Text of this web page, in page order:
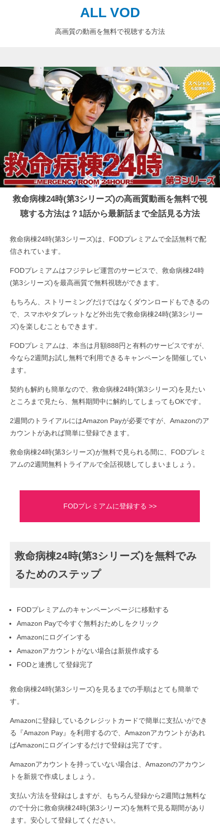
ALL VOD
高画質の動画を無料で視聴する方法
救命病棟24時(第3シリーズ)の高画質動画を無料で視
聴する方法は？1話から最新話まで全話見る方法
救命病棟24時(第3シリーズ)は、FODプレミアムで全話無料で配
信されています。
FODプレミアムはフジテレビ運営のサービスで、救命病棟24時
(第3シリーズ)を最高画質で無料視聴ができます。
もちろん、ストリーミングだけではなくダウンロードもできるの
で、スマホやタブレットなど外出先で救命病棟24時(第3シリー
ズ)を楽しむこともできます。
FODプレミアムは、本当は月額888円と有料のサービスですが、
今なら2週間お試し無料で利用できるキャンペーンを開催してい
ます。
契約も解約も簡単なので、救命病棟24時(第3シリーズ)を見たい
ところまで見たら、無料期間中に解約してしまってもOKです。
2週間のトライアルにはAmazon Payが必要ですが、Amazonのア
カウントがあれば簡単に登録できます。
救命病棟24時(第3シリーズ)が無料で見られる間に、FODプレミ
アムの2週間無料トライアルで全話視聴してしまいましょう。
FODプレミアムに登録する >>
救命病棟24時(第3シリーズ)を無料でみ
るためのステップ
FODプレミアムのキャンペーンページに移動する
Amazon Payで今すぐ無料おためしをクリック
Amazonにログインする
Amazonアカウントがない場合は新規作成する
FODと連携して登録完了
救命病棟24時(第3シリーズ)を見るまでの手順はとても簡単で
す。
Amazonに登録しているクレジットカードで簡単に支払いができ
る『Amazon Pay』を利用するので、Amazonアカウントがあれ
ばAmazonにログインするだけで登録は完了です。
Amazonアカウントを持っていない場合は、Amazonのアカウン
トを新規で作成しましょう。
支払い方法を登録はしますが、もちろん登録から2週間は無料な
ので十分に救命病棟24時(第3シリーズ)を無料で見る期間があり
ます。安心して登録してください。